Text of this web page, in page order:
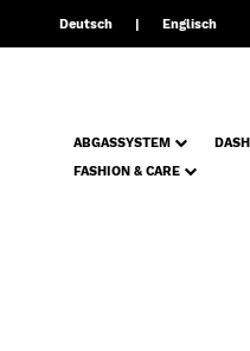
Deutsch Englisch
ABGASSYSTEM
FASHION & CARE